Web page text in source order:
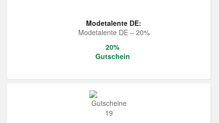
Modetalente DE:
Modetalente DE – 20%
20%
Gutschein